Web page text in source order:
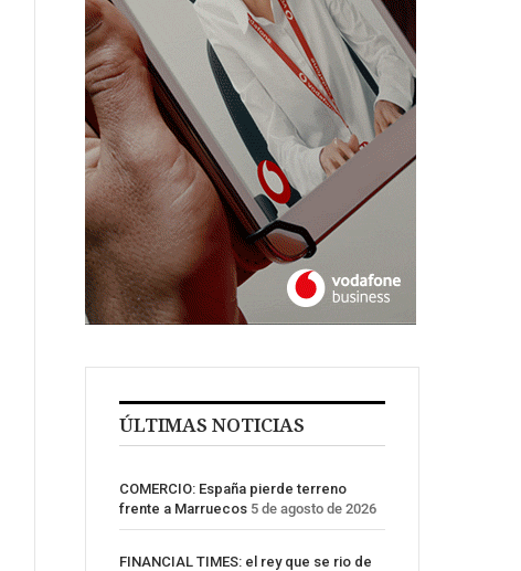
ÚLTIMAS NOTICIAS
COMERCIO: España pierde terreno
frente a Marruecos 5 de agosto de 2026
FINANCIAL TIMES: el rey que se rio de